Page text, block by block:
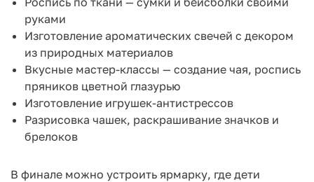
руками
Изготовление ароматических свечей с декором
из природных материалов
Вкусные мастер-классы — создание чая, роспись
пряников цветной глазурью
Изготовление игрушек-антистрессов
Разрисовка чашек, раскрашивание значков и
брелоков
В финале можно устроить ярмарку, где дети